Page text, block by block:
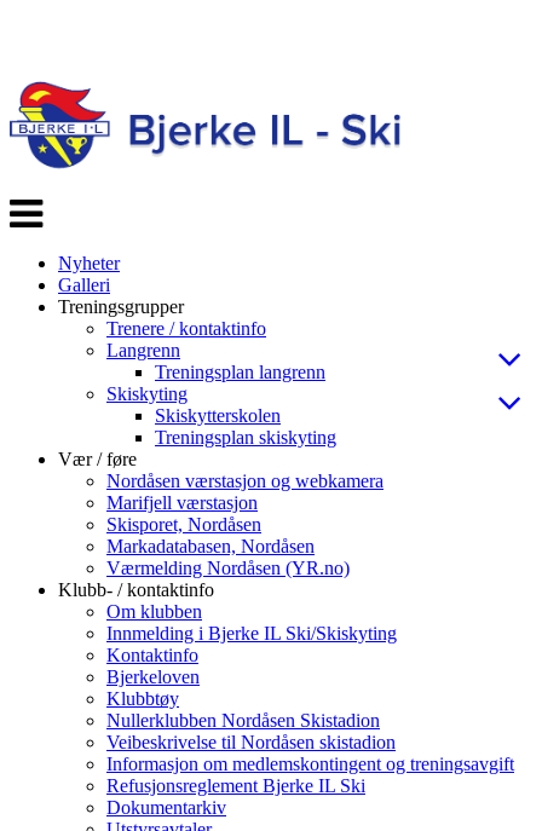
Veksle
navigasjon
Nyheter
Galleri
Treningsgrupper
Trenere / kontaktinfo
Langrenn
Treningsplan langrenn
Skiskyting
Skiskytterskolen
Treningsplan skiskyting
Vær / føre
Nordåsen værstasjon og webkamera
Marifjell værstasjon
Skisporet, Nordåsen
Markadatabasen, Nordåsen
Værmelding Nordåsen (YR.no)
Klubb- / kontaktinfo
Om klubben
Innmelding i Bjerke IL Ski/Skiskyting
Kontaktinfo
Bjerkeloven
Klubbtøy
Nullerklubben Nordåsen Skistadion
Veibeskrivelse til Nordåsen skistadion
Informasjon om medlemskontingent og treningsavgift
Refusjonsreglement Bjerke IL Ski
Dokumentarkiv